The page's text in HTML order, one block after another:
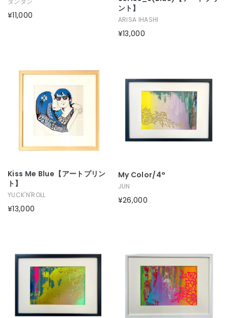
¥11,000
ント】
ARISA IHASHI
¥13,000
Kiss Me Blue【アートプリン
ト】
YUCK'N'ROLL
¥13,000
My Color/4°
JUN
¥26,000